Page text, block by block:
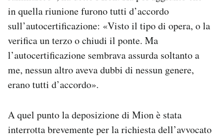
in quella riunione furono tutti d’accordo
sull’autocertificazione: «Visto il tipo di opera, o la
verifica un terzo o chiudi il ponte. Ma
l’autocertificazione sembrava assurda soltanto a
me, nessun altro aveva dubbi di nessun genere,
erano tutti d’accordo».
A quel punto la deposizione di Mion è stata
interrotta brevemente per la richiesta dell’avvocato